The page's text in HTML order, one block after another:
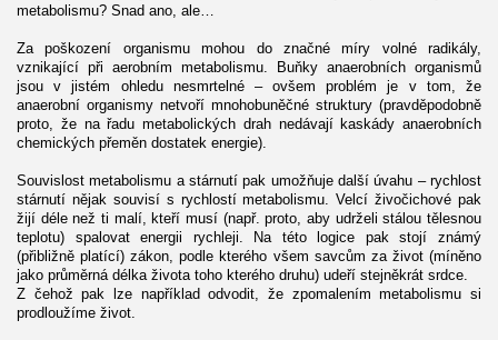
metabolismu? Snad ano, ale…
Za poškození organismu mohou do značné míry volné radikály,
vznikající při aerobním metabolismu. Buňky anaerobních organismů
jsou v jistém ohledu nesmrtelné – ovšem problém je v tom, že
anaerobní organismy netvoří mnohobuněčné struktury (pravděpodobně
proto, že na řadu metabolických drah nedávají kaskády anaerobních
chemických přeměn dostatek energie).
Souvislost metabolismu a stárnutí pak umožňuje další úvahu – rychlost
stárnutí nějak souvisí s rychlostí metabolismu. Velcí živočichové pak
žijí déle než ti malí, kteří musí (např. proto, aby udrželi stálou tělesnou
teplotu) spalovat energii rychleji. Na této logice pak stojí známý
(přibližně platící) zákon, podle kterého všem savcům za život (míněno
jako průměrná délka života toho kterého druhu) udeří stejněkrát srdce.
Z čehož pak lze například odvodit, že zpomalením metabolismu si
prodloužíme život.